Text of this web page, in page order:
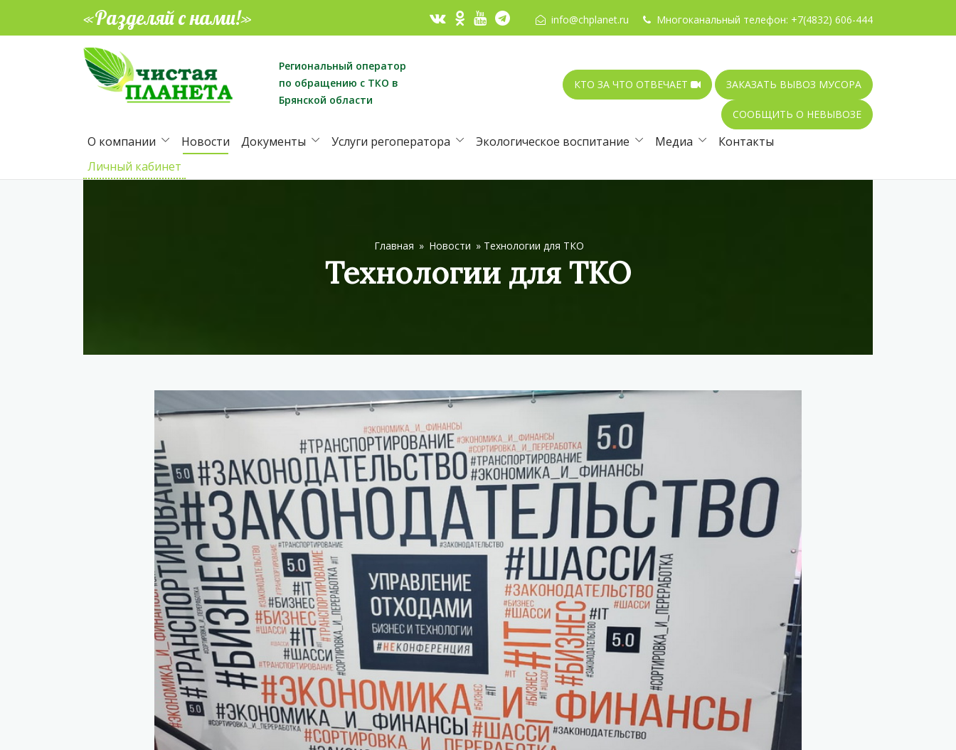
«Разделяй с нами!» info@chplanet.ru Многоканальный телефон: +7(4832) 606-444
Региональный оператор
по обращению с ТКО в
Брянской области
КТО ЗА ЧТО ОТВЕЧАЕТ ЗАКАЗАТЬ ВЫВОЗ МУСОРА
СООБЩИТЬ О НЕВЫВОЗЕ
О компании Новости Документы Услуги регоператора Экологическое воспитание Медиа
Контакты
Личный кабинет
Главная » Новости » Технологии для ТКО
Технологии для ТКО